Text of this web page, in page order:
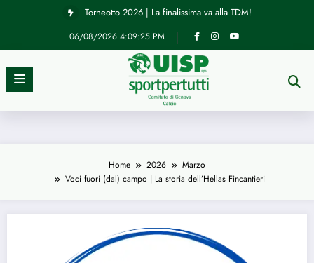
Torneotto 2026 | La finalissima va alla TDM!
06/08/2026 4:09:26 PM
Home 2026
Marzo
Voci fuori (dal) campo | La storia dell’Hellas Fincantieri